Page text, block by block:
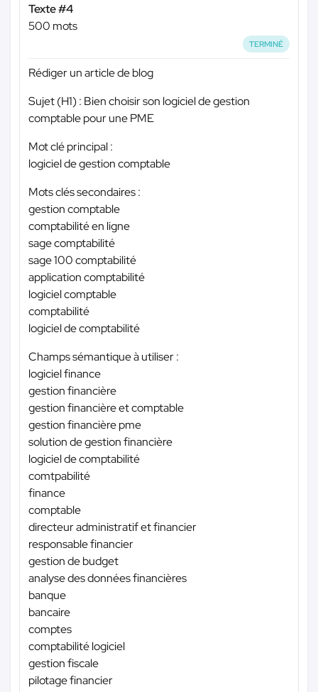
Texte #4
500 mots
TERMINÉ
Rédiger un article de blog
Sujet (H1) : Bien choisir son logiciel de gestion
comptable pour une PME
Mot clé principal :
logiciel de gestion comptable
Mots clés secondaires :
gestion comptable
comptabilité en ligne
sage comptabilité
sage 100 comptabilité
application comptabilité
logiciel comptable
comptabilité
logiciel de comptabilité
Champs sémantique à utiliser :
logiciel finance
gestion financière
gestion financière et comptable
gestion financière pme
solution de gestion financière
logiciel de comptabilité
comtpabilité
finance
comptable
directeur administratif et financier
responsable financier
gestion de budget
analyse des données financières
banque
bancaire
comptes
comptabilité logiciel
gestion fiscale
pilotage financier